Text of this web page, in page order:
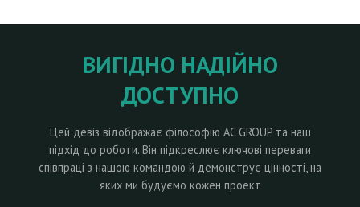
ВИГІДНО НАДІЙНО
ДОСТУПНО
Цей девіз відображає філософію AC GROUP та наш
підхід до роботи. Він підкреслює ключові переваги
співпраці з нашою командою й демонструє цінності, на
яких ми будуємо кожен проект